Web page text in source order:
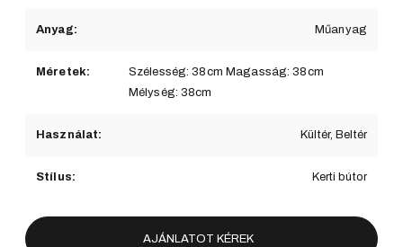
Anyag: Műanyag
Méretek:
Szélesség: 38cm Magasság: 38cm
Mélység: 38cm
Használat: Kültér, Beltér
Stílus: Kerti bútor
AJÁNLATOT KÉREK